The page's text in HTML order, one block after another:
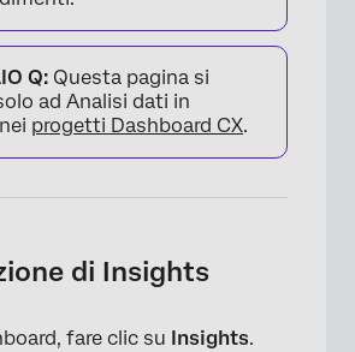
Q: Questa pagina si
ad Analisi dati in
progetti Dashboard CX.
di Insights
fare clic su Insights.